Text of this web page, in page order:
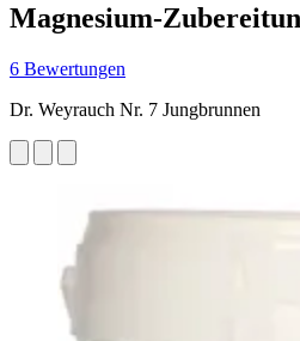
Magnesium-
6 Bewertungen
Dr. Weyrauch Nr. 7 Jungbrunnen